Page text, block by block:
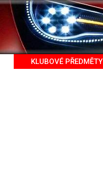
KLUBOVÉ PŘEDMĚTY